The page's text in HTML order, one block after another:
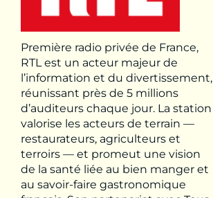
Première radio privée de France,
RTL est un acteur majeur de
l’information et du divertissement,
réunissant près de 5 millions
d’auditeurs chaque jour. La station
valorise les acteurs de terrain —
restaurateurs, agriculteurs et
terroirs — et promeut une vision
de la santé liée au bien manger et
au savoir-faire gastronomique